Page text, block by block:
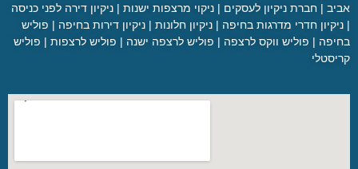
אביב | חברת ניקיון לעסקים | ניקוי מרצפות ישנות | ניקיון דירה לפני כניסה
| ניקיון חדרי מדרגות בחיפה | ניקיון חלונות | ניקיון דירות בחיפה | פוליש
בחיפה | פוליש ווקס לרצפה | פוליש לרצפה ישנה | פוליש לרצפות | פוליש
קריסטלי